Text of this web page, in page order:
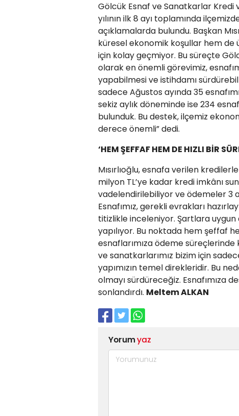
Gölcük Esnaf ve Sanatkarlar Kredi
yılının ilk 8 ayı toplamında
açıklamalarda bulundu. Başkan
küresel ekonomik koşullar hem de
için kolay geçmiyor. Bu süreçte
olarak en önemli görevimiz,
yapabilmesi ve istihdamı
sadece Ağustos ayında 35
sekiz aylık döneminde ise 234
bulunduk. Bu destek, ilçemiz
derece önemli” dedi.
‘HEM ŞEFFAF HEM DE HIZLI BİR
Mısırlıoğlu, esnafa verilen
milyon TL’ye kadar kredi imkânı
vadelendirilebiliyor ve ödemeler 3
Esnafımız, gerekli evrakları
titizlikle inceleniyor. Şartlara uygun
yapılıyor. Bu noktada hem şeffaf
esnaflarımıza ödeme
ve sanatkarlarımız bizim için
yapımızın temel direkleridir. Bu
olmayı sürdüreceğiz. Esnafımıza
sonlandırdı. Meltem ALKAN
Yorumyaz